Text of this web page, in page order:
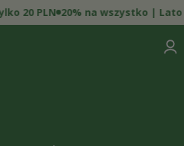
do
treści
PLN 20% na wszystko | Lato na
Zaloguj
się